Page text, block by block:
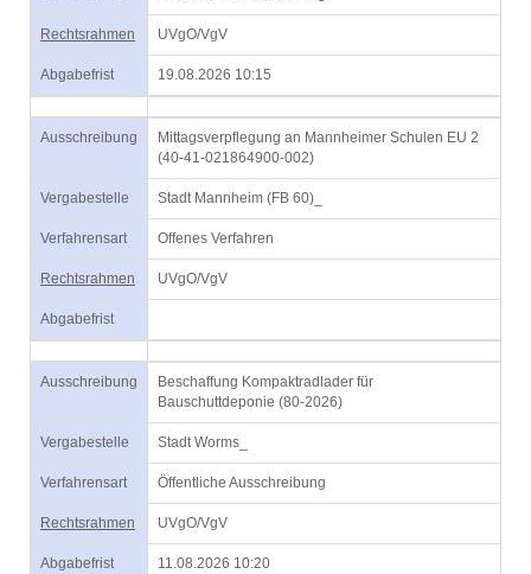
Rechtsrahmen UVgO/VgV
Abgabefrist 19.08.2026 10:15
Ausschreibung
Mittagsverpflegung an Mannheimer Schulen EU 2
(40-41-021864900-002)
Vergabestelle Stadt Mannheim (FB 60)_
Verfahrensart Offenes Verfahren
Rechtsrahmen UVgO/VgV
Abgabefrist
Ausschreibung
Beschaffung Kompaktradlader für
Bauschuttdeponie (80-2026)
Vergabestelle Stadt Worms_
Verfahrensart Öffentliche Ausschreibung
Rechtsrahmen UVgO/VgV
Abgabefrist 11.08.2026 10:20